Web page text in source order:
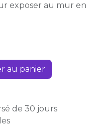
exposer au mur en
au panier
de 30 jours